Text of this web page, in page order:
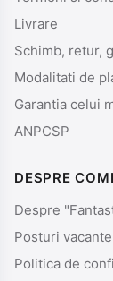
Livrare
Schimb, retur,
Modalitati de
Garantia celui
ANPCSP
DESPRE
Despre
Posturi vacante
Politica de